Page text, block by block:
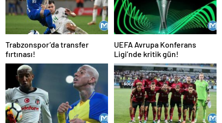
Trabzonspor’da transfer
fırtınası!
UEFA Avrupa Konferans
Ligi’nde kritik gün!